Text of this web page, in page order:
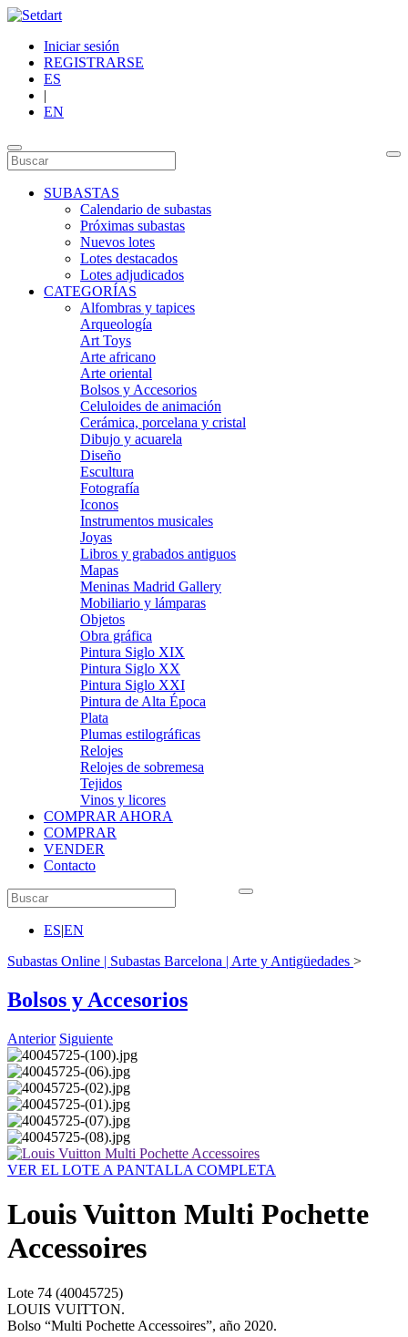
Iniciar sesión
REGISTRARSE
ES
|
EN
SUBASTAS
Calendario de subastas
Próximas subastas
Nuevos lotes
Lotes destacados
Lotes adjudicados
CATEGORÍAS
Alfombras y tapices
Arqueología
Art Toys
Arte africano
Arte oriental
Bolsos y Accesorios
Celuloides de animación
Cerámica, porcelana y cristal
Dibujo y acuarela
Diseño
Escultura
Fotografía
Iconos
Instrumentos musicales
Joyas
Libros y grabados antiguos
Mapas
Meninas Madrid Gallery
Mobiliario y lámparas
Objetos
Obra gráfica
Pintura Siglo XIX
Pintura Siglo XX
Pintura Siglo XXI
Pintura de Alta Época
Plata
Plumas estilográficas
Relojes
Relojes de sobremesa
Tejidos
Vinos y licores
COMPRAR AHORA
COMPRAR
VENDER
Contacto
ES|EN
Subastas Online | Subastas Barcelona | Arte y Antigüedades >
Bolsos y Accesorios
Anterior Siguiente
VER EL LOTE A PANTALLA COMPLETA
Louis Vuitton Multi Pochette
Accessoires
Lote 74 (40045725)
LOUIS VUITTON.
Bolso “Multi Pochette Accessoires”, año 2020.